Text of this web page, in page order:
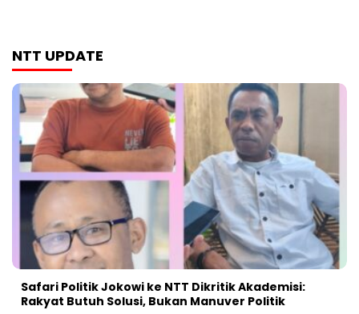
NTT UPDATE
Safari Politik Jokowi ke NTT Dikritik Akademisi:
Rakyat Butuh Solusi, Bukan Manuver Politik